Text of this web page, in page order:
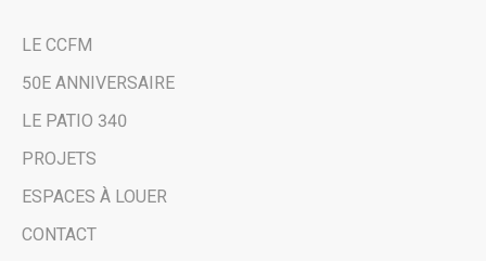
LE CCFM
50E ANNIVERSAIRE
LE PATIO 340
PROJETS
ESPACES À LOUER
CONTACT